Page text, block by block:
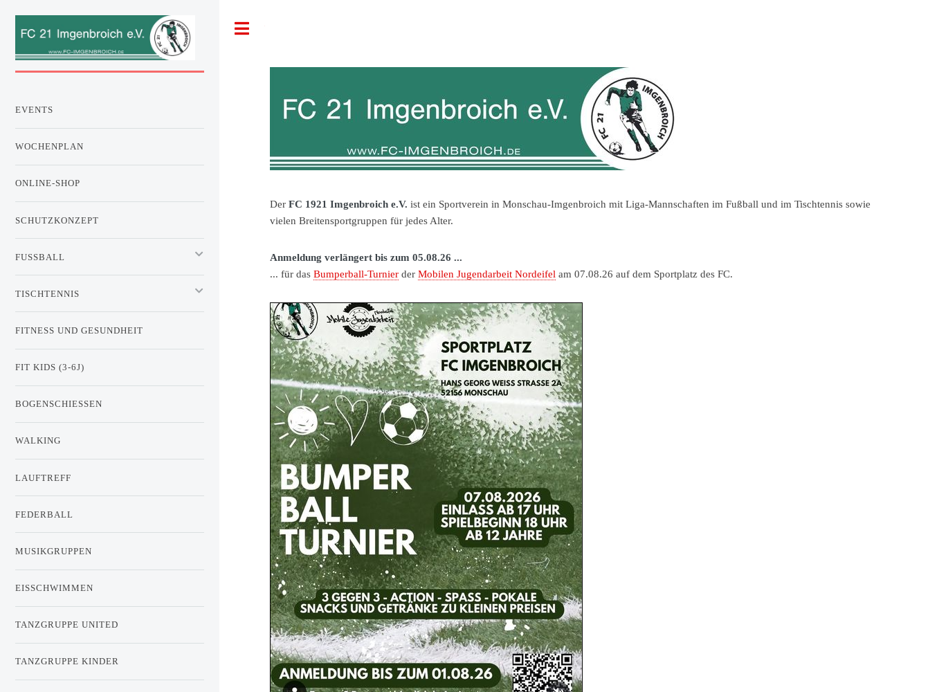
DerFC 1921 Imgenbroich e.V. ist ein Sportverein in Monschau-Imgenbroich mit Liga-Mannschaften im Fußball und im Tischtennis sowie
vielen Breitensportgruppen für jedes Alter.
Anmeldung verlängert bis zum 05.08.26 ...
... für dasBumperball-Turnier derMobilen Jugendarbeit Nordeifel am 07.08.26 auf dem Sportplatz des FC.
EVENTS
WOCHENPLAN
ONLINE-SHOP
SCHUTZKONZEPT
FUSSBALL
TISCHTENNIS
FITNESS UND GESUNDHEIT
FIT KIDS (3-6J)
BOGENSCHIESSEN
WALKING
LAUFTREFF
FEDERBALL
MUSIKGRUPPEN
EISSCHWIMMEN
TANZGRUPPE UNITED
TANZGRUPPE KINDER
Toggle